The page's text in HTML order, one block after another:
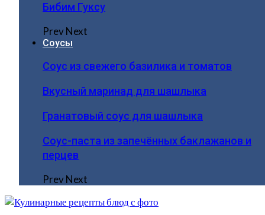
Бибим Гуксу
PrevNext
Соусы
Соус из свежего базилика и томатов
Вкусный маринад для шашлыка
Гранатовый соус для шашлыка
Соус-паста из запечённых баклажанов и
перцев
PrevNext